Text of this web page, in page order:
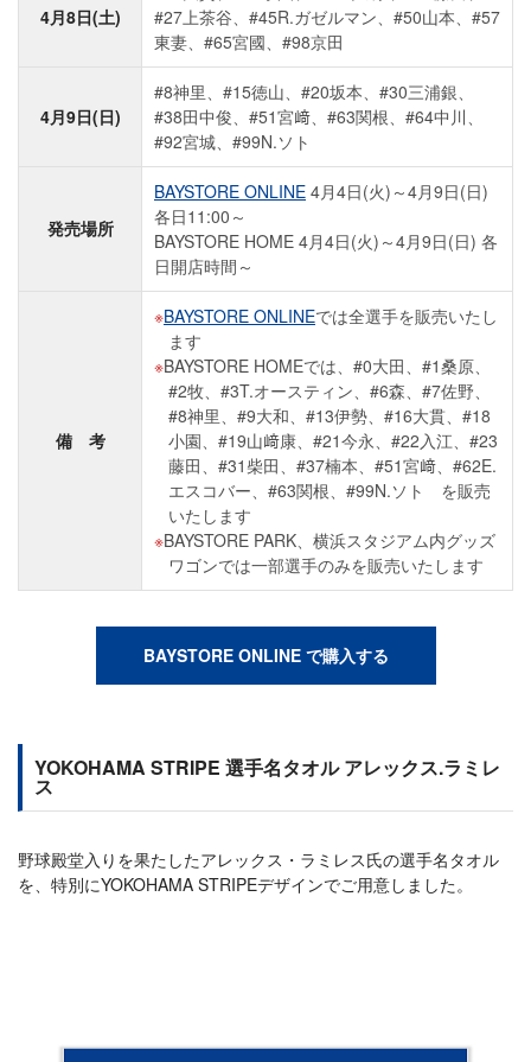
4月8日(土)
#27上茶谷、#45R.ガゼルマン、#50山本、#57
東妻、#65宮國、#98京田
4月9日(日)
#8神里、#15徳山、#20坂本、#30三浦銀、
#38田中俊、#51宮﨑、#63関根、#64中川、
#92宮城、#99N.ソト
発売場所
BAYSTORE ONLINE 4月4日(火)～4月9日(日)
各日11:00～
BAYSTORE HOME 4月4日(火)～4月9日(日) 各
日開店時間～
備 考
BAYSTORE ONLINEでは全選手を販売いたし
ます
BAYSTORE HOMEでは、#0大田、#1桑原、
#2牧、#3T.オースティン、#6森、#7佐野、
#8神里、#9大和、#13伊勢、#16大貫、#18
小園、#19山﨑康、#21今永、#22入江、#23
藤田、#31柴田、#37楠本、#51宮﨑、#62E.
エスコバー、#63関根、#99N.ソト を販売
いたします
BAYSTORE PARK、横浜スタジアム内グッズ
ワゴンでは一部選手のみを販売いたします
BAYSTORE ONLINE で購入する
YOKOHAMA STRIPE 選手名タオル アレックス.ラミレ
ス
野球殿堂入りを果たしたアレックス・ラミレス氏の選手名タオル
を、特別にYOKOHAMA STRIPEデザインでご用意しました。